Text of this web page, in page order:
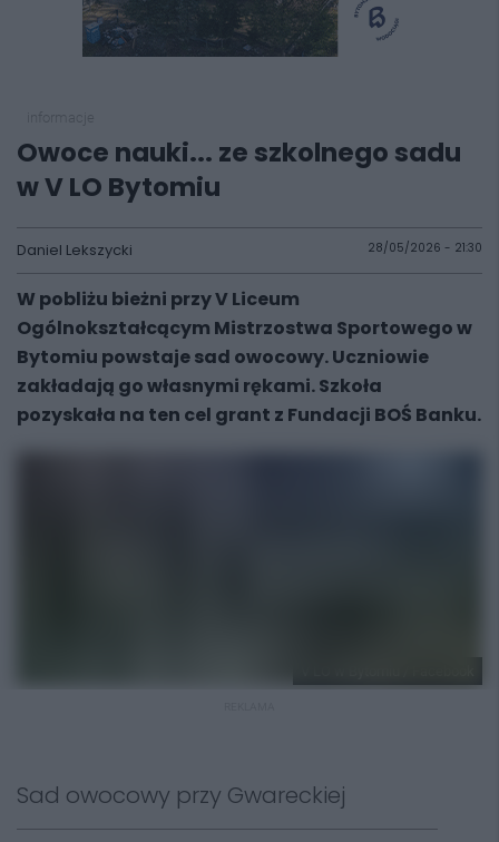
Owoce nauki... ze szkolnego sadu
w V LO Bytomiu
Daniel Lekszycki 28/05/2026 - 21:30
W pobliżu bieżni przy V Liceum
Ogólnokształcącym Mistrzostwa Sportowego w
Bytomiu powstaje sad owocowy. Uczniowie
zakładają go własnymi rękami. Szkoła
pozyskała na ten cel grant z Fundacji BOŚ Banku.
Sad owocowy przy Gwareckiej